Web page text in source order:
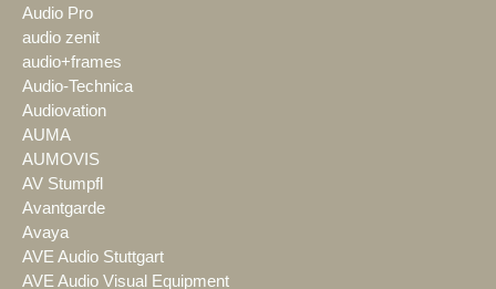
Audio Pro
audio zenit
audio+frames
Audio-Technica
Audiovation
AUMA
AUMOVIS
AV Stumpfl
Avantgarde
Avaya
AVE Audio Stuttgart
AVE Audio Visual Equipment